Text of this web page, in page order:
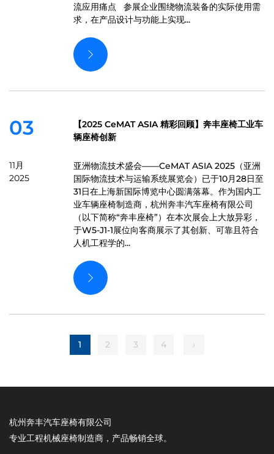
流应用痛点 参展企业围绕物流装备的实际使用需
求，在产品设计与功能上实现...
03
11月
2025
【2025 CeMAT ASIA 精彩回顾】奔丰座椅工业车
辆座椅创新
亚洲物流技术盛会——CeMAT ASIA 2025（亚洲
国际物流技术与运输系统展览会）已于10月28日至
31日在上海新国际博览中心圆满落幕。作为国内工
业车辆座椅制造商，杭州奔丰汽车座椅有限公司
（以下简称“奔丰座椅”）在本次展会上大放异彩，
于W5-J1-1展位向客商展示了其创新、可靠且符合
人机工程学的...
1 2 3 4 ›
杭州奔丰汽车座椅有限公司
专业工程机械座椅制造商，产品畅销全球。